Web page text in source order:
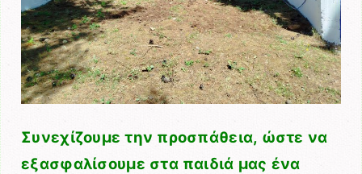
Συνεχίζουμε την προσπάθεια, ώστε να
εξασφαλίσουμε στα παιδιά μας ένα